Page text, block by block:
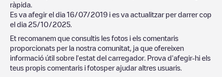
ràpida.
Es va afegir el dia 16/07/2019 i es va actualitzar per darrer cop
el dia 25/10/2025
Et recomanem que consultis les fotos i els comentaris
proporcionats per la nostra comunitat, ja que ofereixen
informació útil sobre l'estat del carregador. Prova d'afegir-hi els
teus propis comentaris i fotosper ajudar altres usuaris.